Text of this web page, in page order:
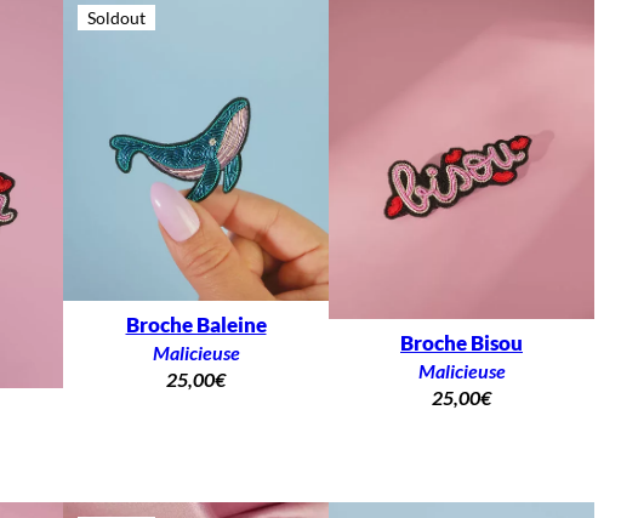
Soldout
Broche Baleine
Malicieuse
25,00€
Broche Bisou
Malicieuse
25,00€